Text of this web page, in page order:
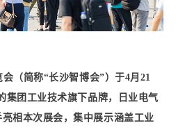
（简称“长沙智博会”）于4月21
集团工业技术旗下品牌，日业电气
相本次展会，集中展示涵盖工业